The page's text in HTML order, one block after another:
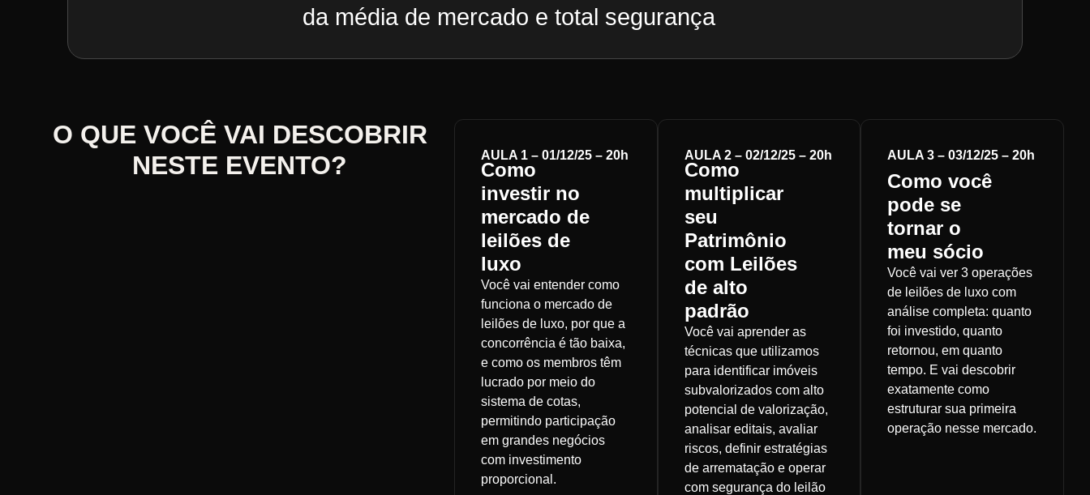
da média de mercado e total segurança
O QUE VOCÊ VAI DESCOBRIR
NESTE EVENTO?
AULA 1 – 01/12/25 – 20h
Como
investir no
mercado de
leilões de
luxo
Você vai entender como
funciona o mercado de
leilões de luxo, por que a
concorrência é tão baixa,
e como os membros têm
lucrado por meio do
sistema de cotas,
permitindo participação
em grandes negócios
com investimento
proporcional.
AULA 2 – 02/12/25 – 20h
Como
multiplicar
seu
Patrimônio
com Leilões
de alto
padrão
Você vai aprender as
técnicas que utilizamos
para identificar imóveis
subvalorizados com alto
potencial de valorização,
analisar editais, avaliar
riscos, definir estratégias
de arrematação e operar
com segurança do leilão
AULA 3 – 03/12/25 – 20h
Como você
pode se
tornar o
meu sócio
Você vai ver 3 operações
de leilões de luxo com
análise completa: quanto
foi investido, quanto
retornou, em quanto
tempo. E vai descobrir
exatamente como
estruturar sua primeira
operação nesse mercado.